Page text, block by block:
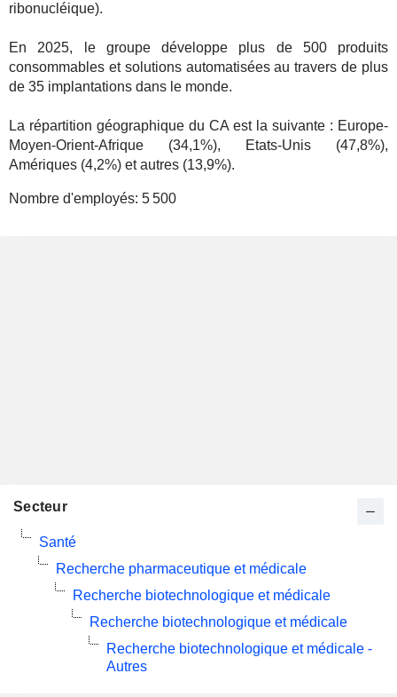
ribonucléique).
En 2025, le groupe développe plus de 500 produits
consommables et solutions automatisées au travers de plus
de 35 implantations dans le monde.
La répartition géographique du CA est la suivante : Europe-
Moyen-Orient-Afrique (34,1%), Etats-Unis (47,8%),
Amériques (4,2%) et autres (13,9%).
Nombre d'employés: 5 500
Secteur
Santé
Recherche pharmaceutique et médicale
Recherche biotechnologique et médicale
Recherche biotechnologique et médicale
Recherche biotechnologique et médicale -
Autres